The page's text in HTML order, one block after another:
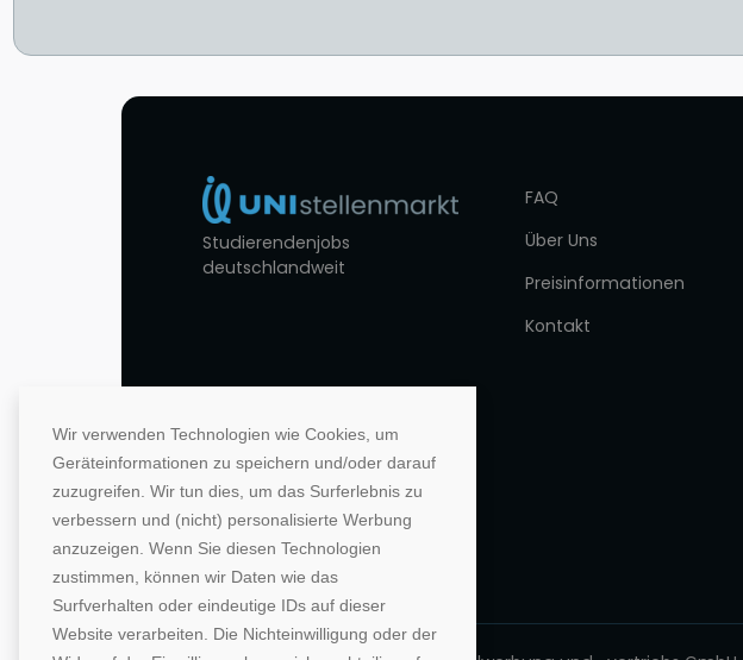
Wir verwenden Technologien wie Cookies, um
Geräteinformationen zu speichern und/oder darauf
zuzugreifen. Wir tun dies, um das Surferlebnis zu
verbessern und (nicht) personalisierte Werbung
anzuzeigen. Wenn Sie diesen Technologien
zustimmen, können wir Daten wie das
Surfverhalten oder eindeutige IDs auf dieser
Website verarbeiten. Die Nichteinwilligung oder der
Studierendenjobs
deutschlandweit
FAQ
Über Uns
Preisinformationen
Kontakt